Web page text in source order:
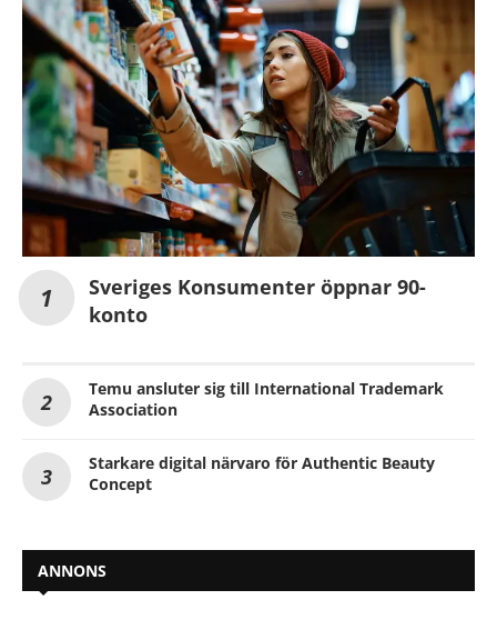
Sveriges Konsumenter öppnar 90-
konto
Temu ansluter sig till International Trademark
Association
Starkare digital närvaro för Authentic Beauty
Concept
ANNONS